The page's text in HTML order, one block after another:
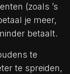
(zoals ’s
je meer,
betaalt.
te
te spreiden,